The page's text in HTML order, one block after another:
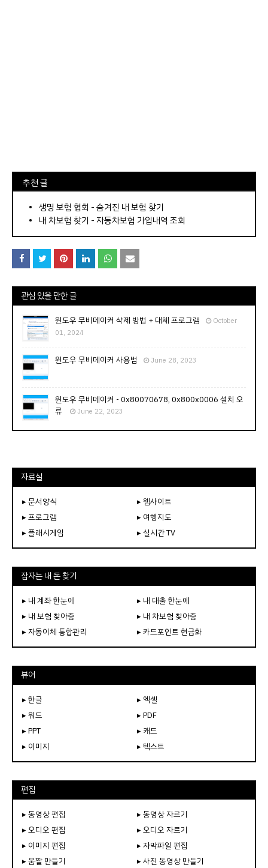
⠀추천 글
⠀­­­­­­­­؜؜؜؜­­­­­­­­؜؜؜؜• 생명 보험 협회 - 숨겨진 내 보험 찾기
내 차보험 찾기 - 자동차보험 가입내역 조회
관심 있을 만한 글
윈도우 무비메이커 삭제 방법 + 대체 프로그램
October
01, 2024
윈도우 무비메이커 사용법 June 28, 2023
윈도우 무비메이커 - 0x80070678, 0x800x0006 설치 오
류
June 22, 2023
자료실
▸ 문서양식
▸ 웹사이트
▸ 프로그램
▸ 여행지도
▸ 플래시게임
▸ 실시간 TV
잠자는 내 돈 찾기
▸ 내 계좌 한눈에
▸ 내 대출 한눈에
▸ 내 보험 찾아줌
▸ 내 차보험 찾아줌
▸ 자동이체 통합관리
▸ 카드포인트 현금화
뷰어
▸ 한글
▸ 엑셀
▸ 워드
▸ PDF
▸ PPT
▸ 캐드
▸ 이미지
▸ 텍스트
편집
▸ 동영상 편집
▸ 동영상 자르기
▸ 오디오 편집
▸ 오디오 자르기
▸ 이미지 편집
▸ 자막파일 편집
▸ 움짤 만들기
▸ 사진 동영상 만들기